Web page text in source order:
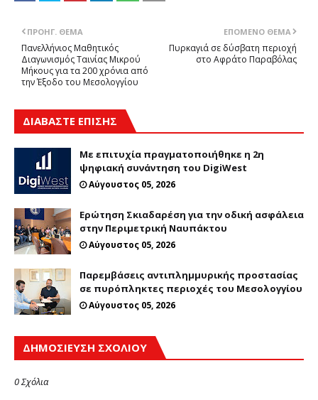
ΕΠΌΜΕΝΟ ΘΈΜΑ
Πυρκαγιά σε δύσβατη περιοχή
στο Αφράτο Παραβόλας
ΠΡΟΗΓ. ΘΈΜΑ
Πανελλήνιος Μαθητικός
Διαγωνισμός Ταινίας Μικρού
Μήκους για τα 200 χρόνια από
την Έξοδο του Μεσολογγίου
ΔΙΑΒΑΣΤΕ ΕΠΙΣΗΣ
Με επιτυχία πραγματοποιήθηκε η 2η
ψηφιακή συνάντηση του DigiWest
Αύγουστος 05, 2026
Ερώτηση Σκιαδαρέση για την οδική ασφάλεια
στην Περιμετρική Ναυπάκτου
Αύγουστος 05, 2026
Παρεμβάσεις αντιπλημμυρικής προστασίας
σε πυρόπληκτες περιοχές του Μεσολογγίου
Αύγουστος 05, 2026
ΔΗΜΟΣΊΕΥΣΗ ΣΧΟΛΊΟΥ
0 Σχόλια